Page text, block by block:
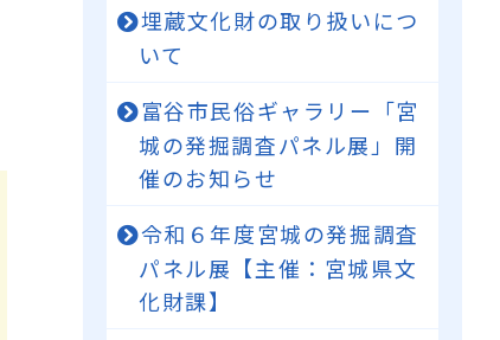
埋蔵文化財の取り扱いにつ
いて
富谷市民俗ギャラリー「宮
城の発掘調査パネル展」開
催のお知らせ
令和６年度宮城の発掘調査
パネル展【主催：宮城県文
化財課】